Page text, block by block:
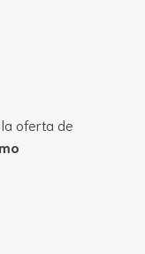
oferta de